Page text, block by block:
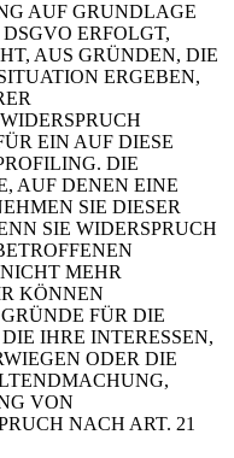
AUF GRUNDLAGE
ERFOLGT,
AUS GRÜNDEN, DIE
ERGEBEN,
EIN AUF DIESE
DIE
AUF DENEN EINE
SIE DIESER
SIE WIDERSPRUCH
MEHR
KÖNNEN
FÜR DIE
IHRE INTERESSEN,
ODER DIE
VON
NACH ART. 21